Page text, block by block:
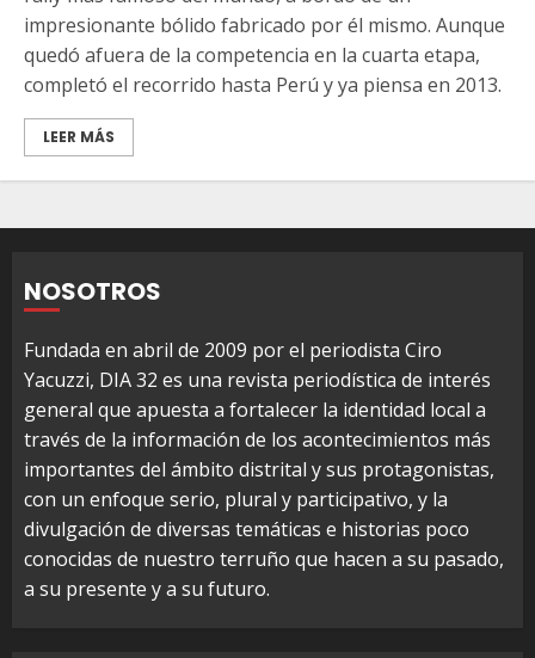
impresionante bólido fabricado por él mismo. Aunque
quedó afuera de la competencia en la cuarta etapa,
completó el recorrido hasta Perú y ya piensa en 2013.
LEER MÁS
NOSOTROS
Fundada en abril de 2009 por el periodista Ciro
Yacuzzi, DIA 32 es una revista periodística de interés
general que apuesta a fortalecer la identidad local a
través de la información de los acontecimientos más
importantes del ámbito distrital y sus protagonistas,
con un enfoque serio, plural y participativo, y la
divulgación de diversas temáticas e historias poco
conocidas de nuestro terruño que hacen a su pasado,
a su presente y a su futuro.